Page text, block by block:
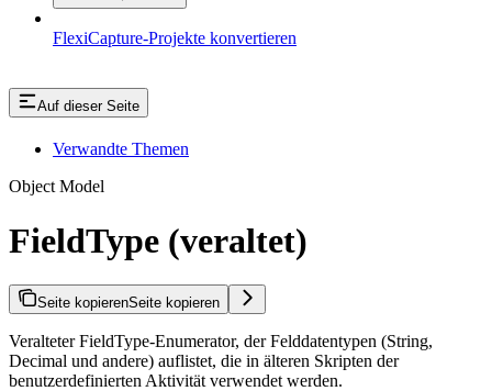
FlexiCapture-Projekte konvertieren
Auf dieser Seite
Verwandte Themen
Object Model
FieldType (veraltet)
Seite kopierenSeite kopieren
Veralteter FieldType-Enumerator, der Felddatentypen (String,
Decimal und andere) auflistet, die in älteren Skripten der
benutzerdefinierten Aktivität verwendet werden.